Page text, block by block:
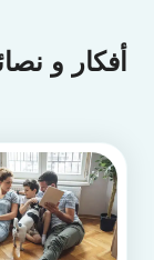
أفكار و